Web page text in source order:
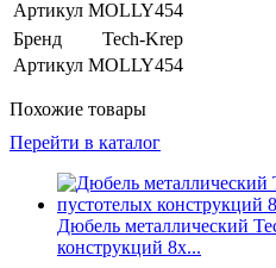
Артикул MOLLY454
Бренд
Tech-Krep
Артикул MOLLY454
Похожие товары
Перейти в каталог
Дюбель металлический
конструкций 8х...